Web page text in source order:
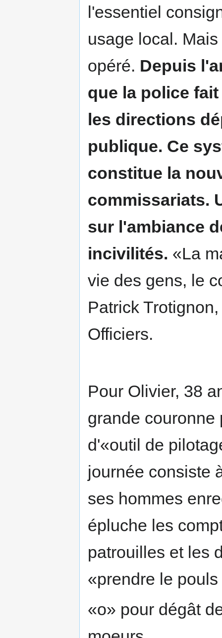
l'essentiel
usage local.
opéré. Depuis
que la police
les directions
publique. Ce
constitue la
commissariats.
sur l'ambiance
incivilités. «La
vie des gens, le
Patrick
Officiers.
Pour Olivier, 38
grande couronne
d'«outil de
journée consiste
ses hommes
épluche les
patrouilles et les
«prendre le
«o» pour dégât